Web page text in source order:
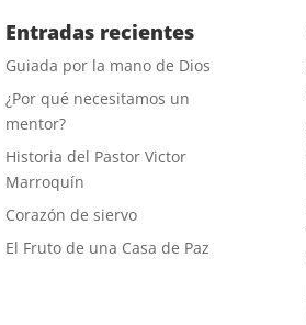
Entradas recientes
Guiada por la mano de Dios
¿Por qué necesitamos un
mentor?
Historia del Pastor Victor
Marroquín
Corazón de siervo
El Fruto de una Casa de Paz